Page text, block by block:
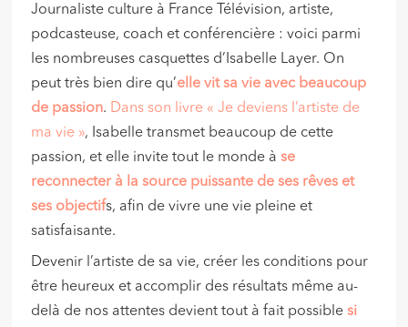
Journaliste culture à France Télévision, artiste,
podcasteuse, coach et conférencière : voici parmi
les nombreuses casquettes d’Isabelle Layer. On
peut très bien dire qu’elle vit sa vie avec beaucoup
de passion. Dans son livre « Je deviens l’artiste de
ma vie », Isabelle transmet beaucoup de cette
passion, et elle invite tout le monde àse
reconnecter à la source puissante de ses rêves et
ses objectifs, afin de vivre une vie pleine et
satisfaisante.
Devenir l’artiste de sa vie, créer les conditions pour
être heureux et accomplir des résultats même au-
delà de nos attentes devient tout à fait possiblesi